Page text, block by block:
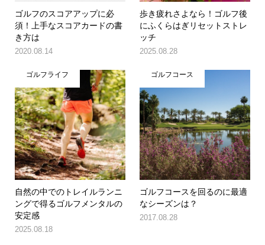
ゴルフのスコアアップに必
須！上手なスコアカードの書
き方は
2020.08.14
歩き疲れさよなら！ゴルフ後
にふくらはぎリセットストレ
ッチ
2025.08.28
ゴルフライフ
自然の中でのトレイルランニ
ングで得るゴルフメンタルの
安定感
2025.08.18
ゴルフコース
ゴルフコースを回るのに最適
なシーズンは？
2017.08.28